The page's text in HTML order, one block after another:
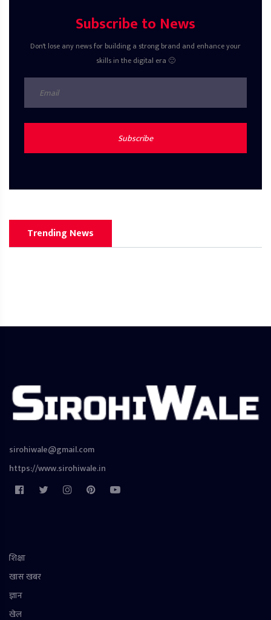
Subscribe to News
Don't lose any news for building a strong brand and enhance your
skills in the digital era 🙂
Subscribe
Trending News
sirohiwale@gmail.com
https://www.sirohiwale.in
शिक्षा
खास खबर
ज्ञान
खेल